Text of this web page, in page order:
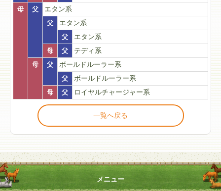
母
父
エタン系
父
エタン系
父
エタン系
母
父
テディ系
母
父
ボールドルーラー系
父
ボールドルーラー系
母
父 ロイヤルチャージャー系
一覧へ戻る
メニュー